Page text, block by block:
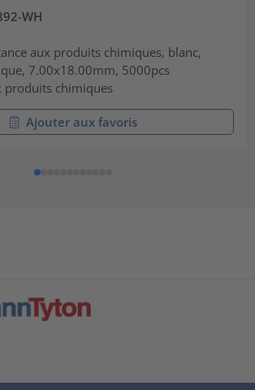
WH
aux produits chimiques, blanc,
7.00x18.00mm, 5000pcs
produits chimiques
Ajouter aux favoris